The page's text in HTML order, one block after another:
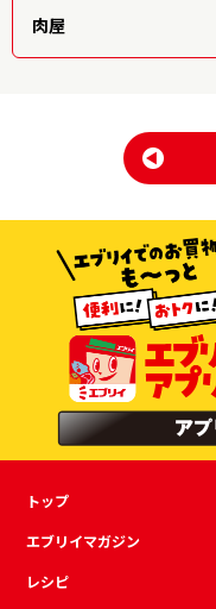
肉屋
トップ
エブリイマガジン
レシピ